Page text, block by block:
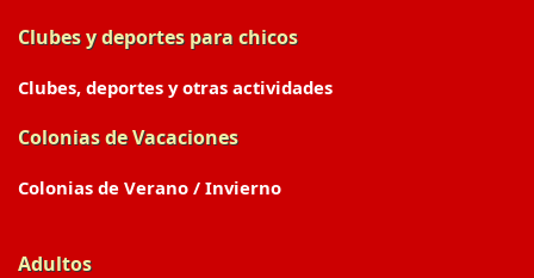
Clubes y deportes para chicos
Clubes, deportes y otras actividades
Colonias de Vacaciones
Colonias de Verano / Invierno
Adultos